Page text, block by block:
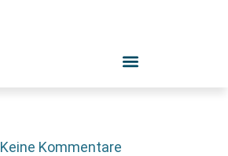
Keine Kommentare